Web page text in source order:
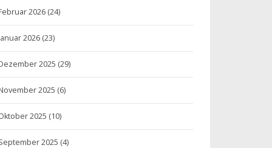
2026 (24)
2026 (23)
2025 (29)
2025 (6)
2025 (10)
2025 (4)